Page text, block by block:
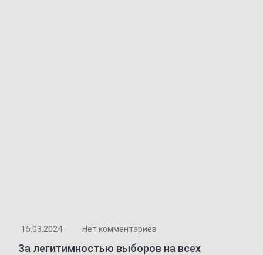
15.03.2024 Нет комментариев
За легитимностью выборов на всех